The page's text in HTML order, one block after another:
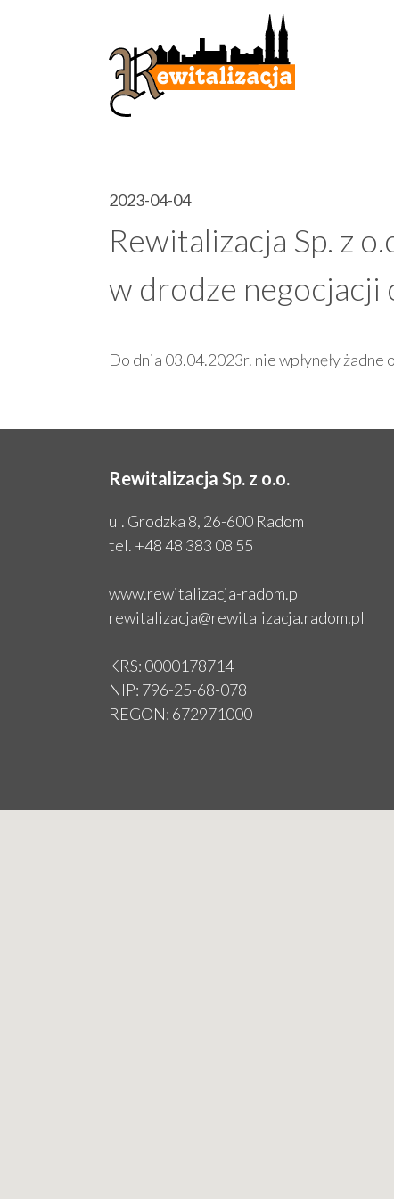
2023-04-04
Rewitalizacja Sp. z
w drodze
Do dnia 03.04.2023r. nie wpłynęły żadne
Rewitalizacja Sp. z o.o.
ul. Grodzka 8, 26-600 Radom
tel. +48 48 383 08 55
www.rewitalizacja-radom.pl
rewitalizacja@rewitalizacja.radom.pl
KRS: 0000178714
NIP: 796-25-68-078
REGON: 672971000